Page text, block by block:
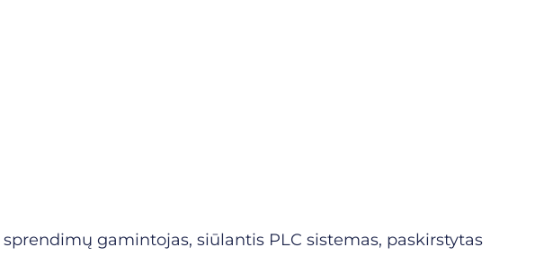
gamintojas, siūlantis PLC sistemas, paskirstytas